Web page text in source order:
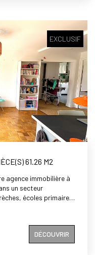
double exposition? Il
en supplément
EXCLUSIF
61.26 M2
agence immobilière à
un secteur
écoles primaires,
et des bus (191, 323,
avec espaces
61,67m² en double
entrée, séjour double,
DÉCOUVRIR